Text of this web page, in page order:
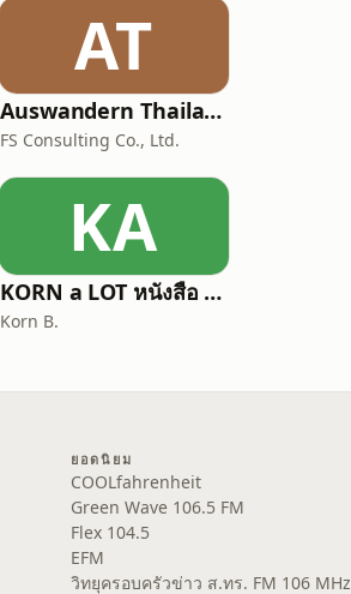
AT
Auswandern Thailand Podcast
FS Consulting Co., Ltd.
KA
KORN a LOT หนังสือ การเดินทาง ความรู้สึก
Korn B.
ยอดนิยม
COOLfahrenheit
Green Wave 106.5 FM
Flex 104.5
EFM
วิทยุครอบครัวข่าว ส.ทร. FM 106 MHz